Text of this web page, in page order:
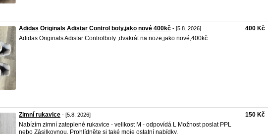
Adidas Originals Adistar Control boty,jako nové 400kč - [5.8. 2026]
Adidas Originals Adistar Controlboty ,dvakrát na noze,jako nové,400kč
400 Kč
Zimní rukavice - [5.8. 2026]
Nabízím zimní zateplené rukavice - velikost M - odpovídá L Možnost poslat PPL
nebo Zásilkovnou. Prohlídněte si také moje ostatní nabídky.
150 Kč